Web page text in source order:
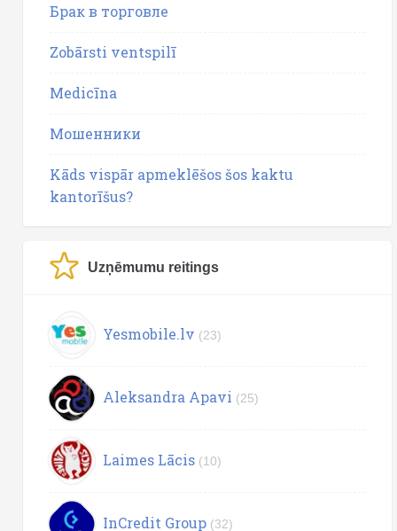
Брак в торговле
Zobārsti ventspilī
Medicīna
Мошенники
Kāds vispār apmeklēšos šos kaktu
kantorīšus?
Uzņēmumu reitings
Yesmobile.lv (23)
Aleksandra Apavi (25)
Laimes Lācis (10)
InCredit Group (32)